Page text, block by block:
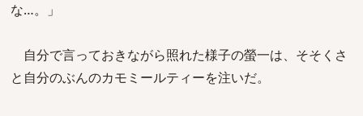
な…。」
自分で言っておきながら照れた様子の螢一は、そそくさ
と自分のぶんのカモミールティーを注いだ。